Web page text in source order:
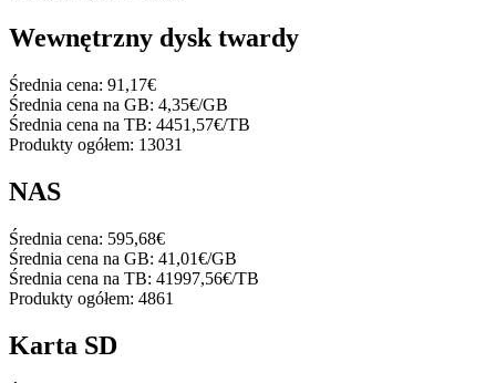
Wewnętrzny dysk twardy
Średnia cena: 91,17€
Średnia cena na GB: 4,35€/GB
Średnia cena na TB: 4451,57€/TB
Produkty ogółem: 13031
NAS
Średnia cena: 595,68€
Średnia cena na GB: 41,01€/GB
Średnia cena na TB: 41997,56€/TB
Produkty ogółem: 4861
Karta SD